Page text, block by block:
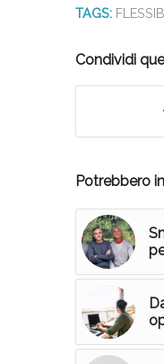
TAGS:
Condividi
Potrebbero